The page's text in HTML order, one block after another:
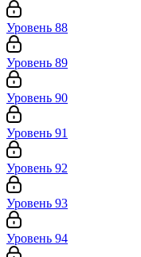
Уровень 88
Уровень 89
Уровень 90
Уровень 91
Уровень 92
Уровень 93
Уровень 94